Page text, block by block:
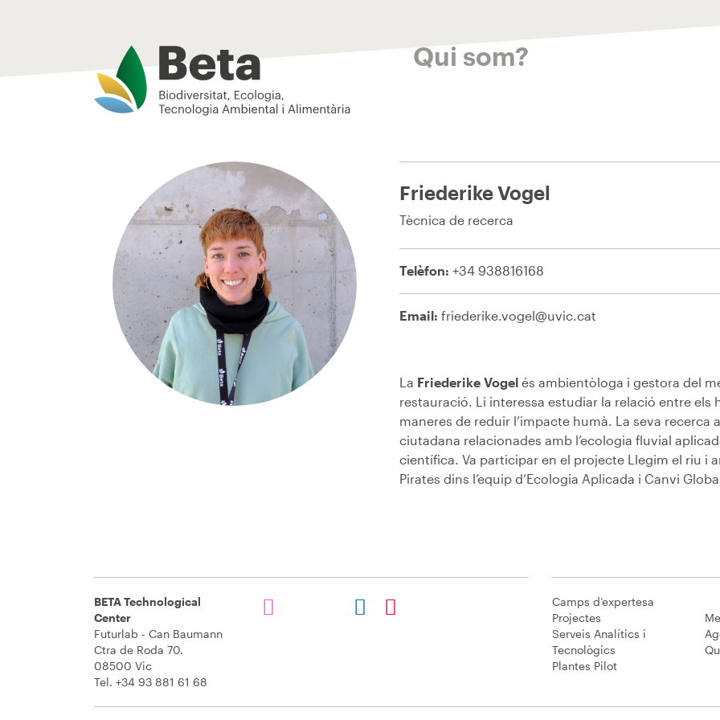
Beta Tech Center Qui som?
Friederike Vogel
Tècnica de recerca
Telèfon: +34 938816168
Email: friederike.vogel@uvic.cat
La Friederike Vogel és ambientòloga i gestora del
restauració. Li interessa estudiar la relació entre
maneres de reduir l’impacte humà. La seva recerca
ciutadana relacionades amb l’ecologia fluvial
científica. Va participar en el projecte Llegim el riu i
Pirates dins l’equip d’Ecologia Aplicada i Canvi
BETA Technological
Center
Futurlab - Can Baumann
Ctra de Roda 70.
08500 Vic
Tel. +34 93 881 61 68
Camps d’expertesa
Projectes
Serveis Analítics i
Tecnològics
Plantes Pilot